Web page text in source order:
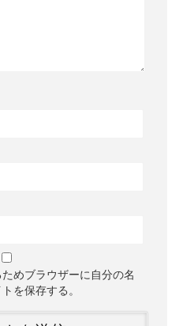
めブラウザーに自分の名
を保存する。